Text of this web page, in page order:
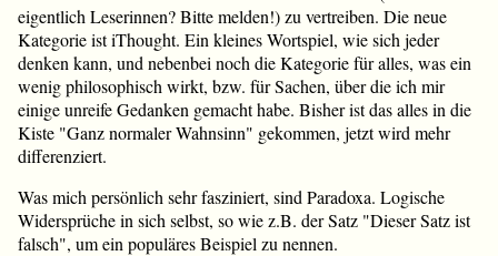
eigentlich Leserinnen? Bitte melden!) zu vertreiben. Die neue
Kategorie ist iThought. Ein kleines Wortspiel, wie sich jeder
denken kann, und nebenbei noch die Kategorie für alles, was ein
wenig philosophisch wirkt, bzw. für Sachen, über die ich mir
einige unreife Gedanken gemacht habe. Bisher ist das alles in die
Kiste "Ganz normaler Wahnsinn" gekommen, jetzt wird mehr
differenziert.
Was mich persönlich sehr fasziniert, sind Paradoxa. Logische
Widersprüche in sich selbst, so wie z.B. der Satz "Dieser Satz ist
falsch", um ein populäres Beispiel zu nennen.